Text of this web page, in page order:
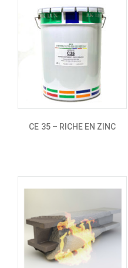
CE 35 – RICHE EN ZINC